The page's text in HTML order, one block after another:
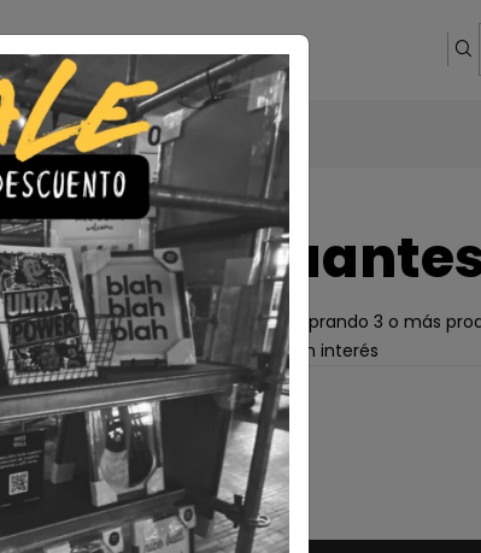
& láminasPlazos de Entrega
|Cuadro
🇨🇱 Envío gratis a todo Chile comprando 3 o más
💎 Calidad Premium💳 3 Cuotas sin interés
TAMAÑO
30x40 40x60
LÁMINA
Con Marco Sin Marco